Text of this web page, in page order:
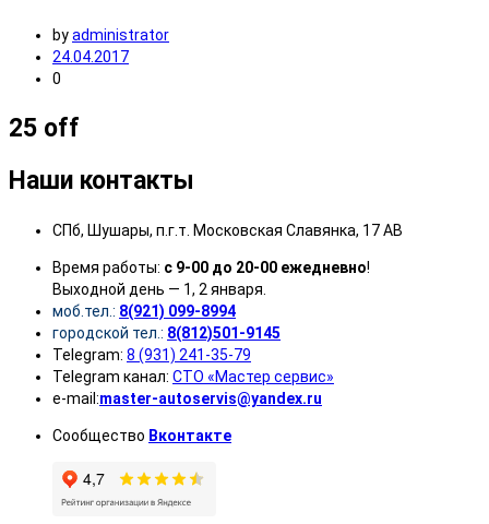
byadministrator
24.04.2017
0
25 off
Наши контакты
СПб, Шушары, п.г.т. Московская Славянка, 17 АВ
Время работы: с 9-00 до 20-00 ежедневно!
Выходной день — 1, 2 января.
моб.тел.: 8(921) 099-8994
городской тел.: 8(812)501-9145
Telegram: 8 (931) 241-35-79
Telegram канал: СТО «Мастер сервис»
e-mail:master-autoservis@yandex.ru
Сообщество Вконтакте